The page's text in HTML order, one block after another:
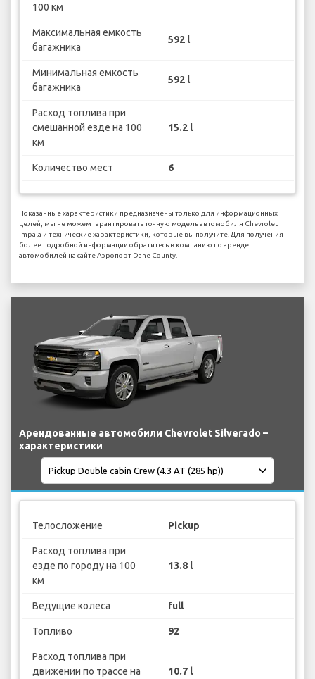
100 км
Максимальная емкость
багажника
592 l
Минимальная емкость
багажника
592 l
Расход топлива при
смешанной езде на 100
км
15.2 l
Количество мест 6
Показанные характеристики предназначены только для информационных
целей, мы не можем гарантировать точную модель автомобиля Chevrolet
Impala и технические характеристики, которые вы получите. Для получения
более подробной информации обратитесь в компанию по аренде
автомобилей на сайте Аэропорт Dane County.
Арендованные автомобили Chevrolet Silverado –
характеристики
Телосложение Pickup
Расход топлива при
езде по городу на 100
км
13.8 l
Ведущие колеса full
Топливо 92
Расход топлива при
движении по трассе на
10.7 l